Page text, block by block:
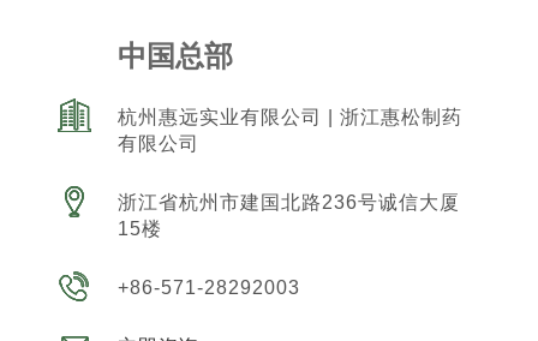
中国总部
杭州惠远实业有限公司 | 浙江惠松制药
有限公司
浙江省杭州市建国北路236号诚信大厦
15楼
+86-571-28292003